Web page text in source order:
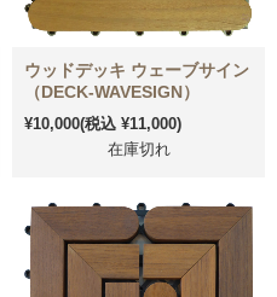
ウッドデッキ ウェーブサイン
（DECK-WAVESIGN）
¥10,000(税込 ¥11,000)
在庫切れ